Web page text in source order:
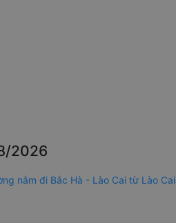
2026
nằm đi Bắc Hà - Lào Cai từ Lào Cai